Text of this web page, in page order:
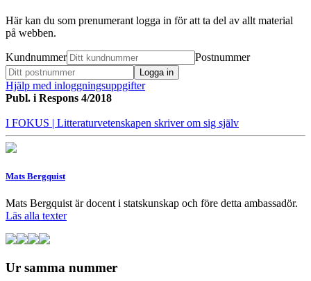
Här kan du som prenumerant logga in för att ta del av allt material
på webben.
Kundnummer Postnummer
Hjälp med inloggningsuppgifter
Publ. i Respons 4/2018
I FOKUS | Litteraturvetenskapen skriver om sig själv
Mats Bergquist
Mats Bergquist är docent i statskunskap och före detta ambassadör.
Läs alla texter
Ur samma nummer